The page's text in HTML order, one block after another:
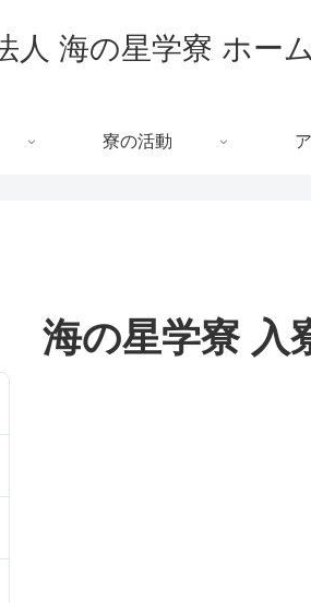
人 海の星学寮 ホー
寮の活動
海の星学寮 入